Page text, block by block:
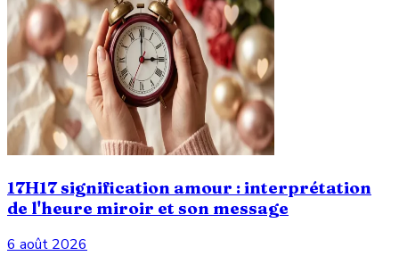
17H17 signification amour : interprétation
de l'heure miroir et son message
6 août 2026